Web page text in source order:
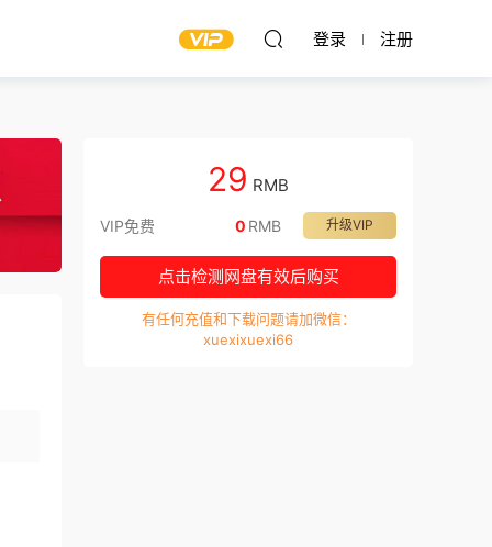
登录 注册
29 RMB
VIP免费 升级VIP
0 RMB
点击检测网盘有效后购买
有任何充值和下载问题请加微信：
xuexixuexi66